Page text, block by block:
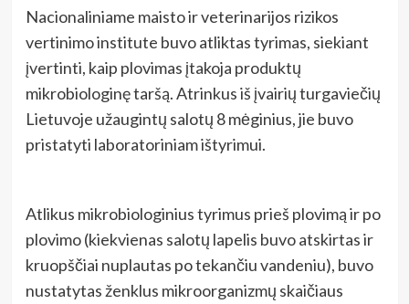
Nacionaliniame maisto ir veterinarijos rizikos
vertinimo institute buvo atliktas tyrimas, siekiant
įvertinti, kaip plovimas įtakoja produktų
mikrobiologinę taršą. Atrinkus iš įvairių turgaviečių
Lietuvoje užaugintų salotų 8 mėginius, jie buvo
pristatyti laboratoriniam ištyrimui.
Atlikus mikrobiologinius tyrimus prieš plovimą ir po
plovimo (kiekvienas salotų lapelis buvo atskirtas ir
kruopščiai nuplautas po tekančiu vandeniu), buvo
nustatytas ženklus mikroorganizmų skaičiaus